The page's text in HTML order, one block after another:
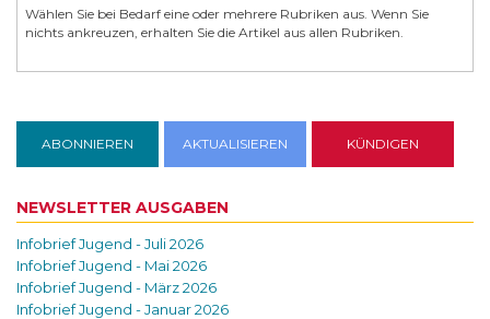
Wählen Sie bei Bedarf eine oder mehrere Rubriken aus. Wenn Sie
nichts ankreuzen, erhalten Sie die Artikel aus allen Rubriken.
NEWSLETTER AUSGABEN
Infobrief Jugend - Juli 2026
Infobrief Jugend - Mai 2026
Infobrief Jugend - März 2026
Infobrief Jugend - Januar 2026